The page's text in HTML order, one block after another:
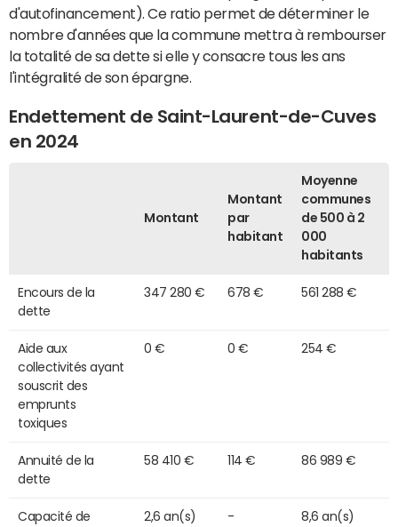
d'autofinancement). Ce ratio permet de déterminer le
nombre d'années que la commune mettra à rembourser
la totalité de sa dette si elle y consacre tous les ans
l'intégralité de son épargne.
Endettement de Saint-Laurent-de-Cuves
en 2024
Montant
Montant
par
habitant
Moyenne
communes
de 500 à 2
000
habitants
Encours de la
dette
347 280 € 678 € 561 288 €
Aide aux
collectivités ayant
souscrit des
emprunts
toxiques
0 € 0 € 254 €
Annuité de la
dette
58 410 € 114 € 86 989 €
Capacité de
2,6 an(s) - 8,6 an(s)